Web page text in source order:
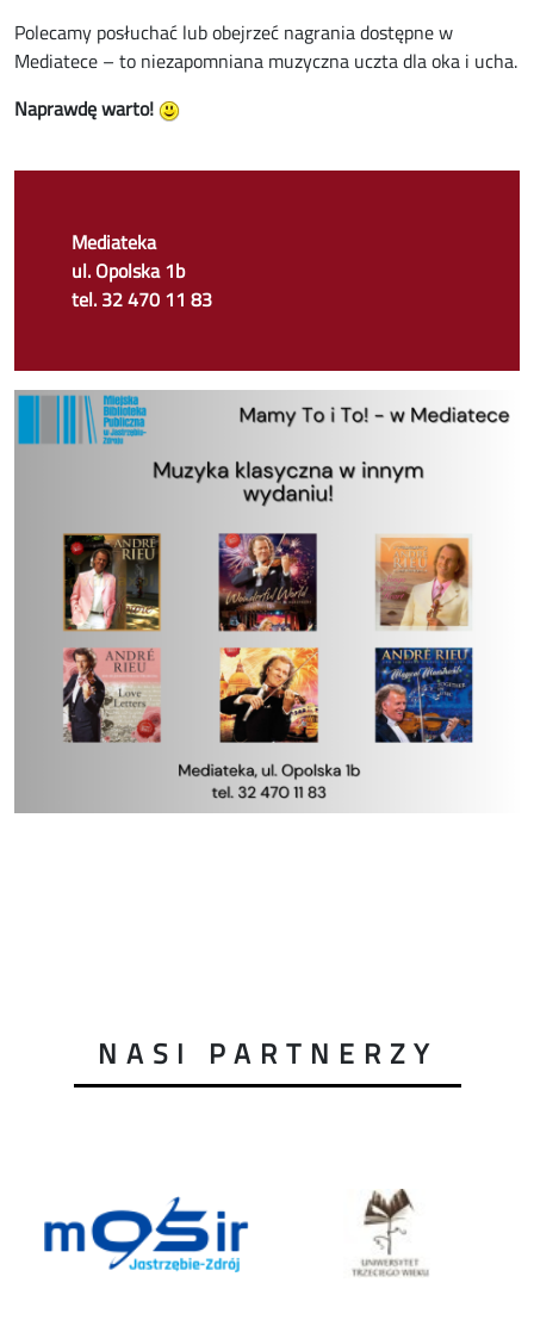
Polecamy posłuchać lub obejrzeć nagrania dostępne w
Mediatece – to niezapomniana muzyczna uczta dla oka i ucha.
Naprawdę warto!
Mediateka
ul. Opolska 1b
tel. 32 470 11 83
NASI PARTNERZY